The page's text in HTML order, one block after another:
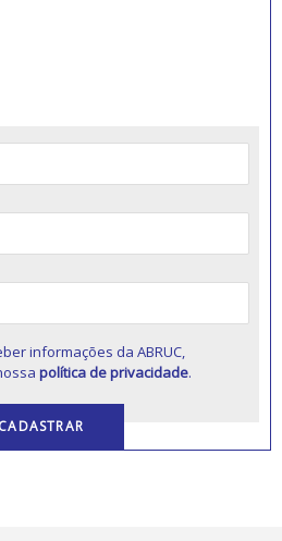
informações da ABRUC,
política de privacidade.